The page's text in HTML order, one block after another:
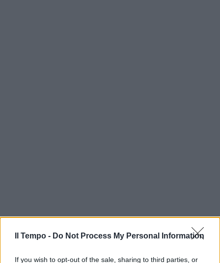
Il Tempo - Do Not Process My Personal Information
If you wish to opt-out of the sale, sharing to third parties, or